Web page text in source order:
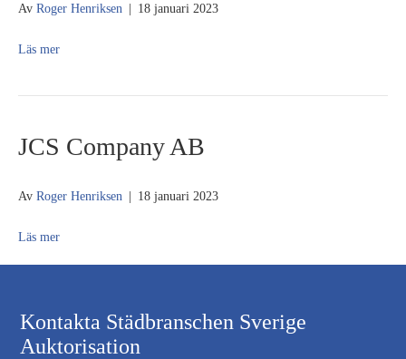
Av Roger Henriksen 18 januari 2023
Läs mer
JCS Company AB
Av Roger Henriksen 18 januari 2023
Läs mer
Kontakta Städbranschen Sverige
Auktorisation